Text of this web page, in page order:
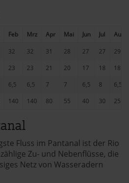
Feb Mrz Apr Mai Jun Jul Aug
32 32 31 28 27 27
29
23 23 21 20 17 18
18
6,5 6,5 7 7 6,5 8
6,5
140 140 80 55 40 30 25
Fluss im Pantanal ist der Rio
Zu- und Nebenflüsse, die
Netz von Wasseradern